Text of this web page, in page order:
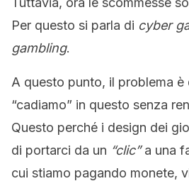
Per questo si parla di cyber
gambling.
A questo punto, il problema
“cadiamo” in questo senza
Questo perché i design dei
di portarci da un “clic”a una
cui stiamo pagando monete,